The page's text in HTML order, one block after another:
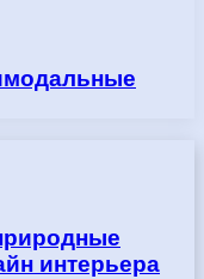
интерьера